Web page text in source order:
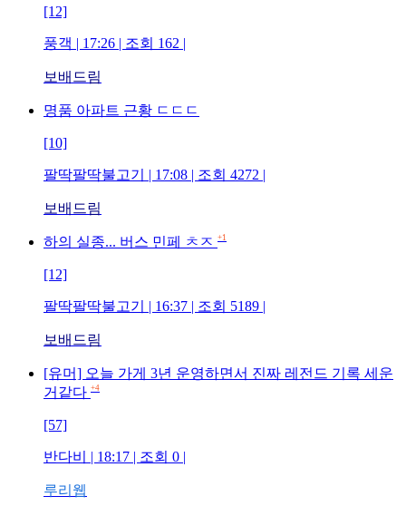
[12]
풍객 | 17:26 | 조회 162 |
보배드림
명품 아파트 근황 ㄷㄷㄷ
[10]
팔딱팔딱불고기 | 17:08 | 조회 4272 |
보배드림
하의 실종... 버스 민페 ㅊㅈ +1
[12]
팔딱팔딱불고기 | 16:37 | 조회 5189 |
보배드림
[유머] 오늘 가게 3년 운영하면서 진짜 레전드 기록 세운
거같다 +4
[57]
반다비 | 18:17 | 조회 0 |
루리웹